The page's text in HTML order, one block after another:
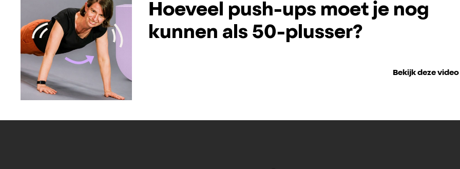
Hoeveel push-ups moet je nog
kunnen als 50-plusser?
Bekijk deze video